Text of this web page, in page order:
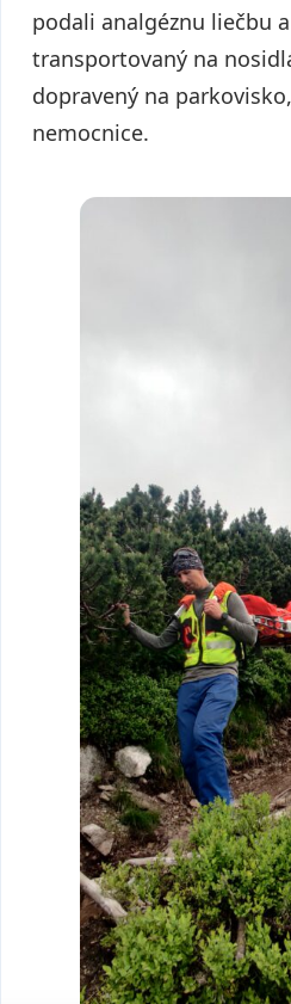
podali analgéznu liečbu
transportovaný na
dopravený na
nemocnice.